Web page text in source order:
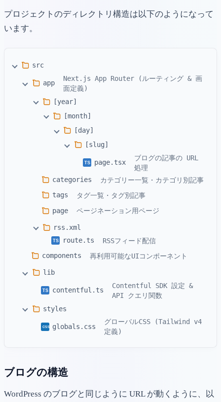
プロジェクトのディレクトリ構造は以下のようになって
います。
src
app
Next.js App Router (ルーティング & 画
面定義)
[year]
[month]
[day]
[slug]
TS page.tsx
ブログの記事の URL
処理
categories
カテゴリー一覧・カテゴリ別記事
tags
タグ一覧・タグ別記事
page
ページネーション用ページ
rss.xml
TS route.ts
RSSフィード配信
components
再利用可能なUIコンポーネント
lib
TS contentful.ts
Contentful SDK 設定 &
API クエリ関数
styles
CSS globals.css
グローバルCSS (Tailwind v4
定義)
ブログの構造
WordPress のブログと同じように URL が動くように、以